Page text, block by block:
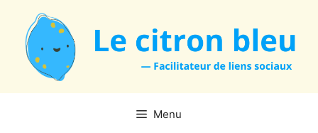
contenu
Menu